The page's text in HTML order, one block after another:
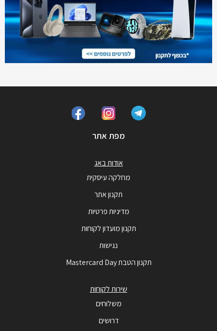
מפת אתר
אודות באג
מחלקה עיסקית
תקנון אתר
מדיניות פרטיות
תקנון מועדון לקוחות
נגישות
תקנון הטבת Mastercard Day
שירות לקוחות
משלוחים
דרושים